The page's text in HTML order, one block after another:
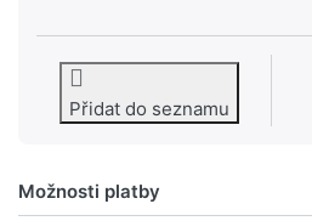
Přidat do seznamu
Možnosti platby